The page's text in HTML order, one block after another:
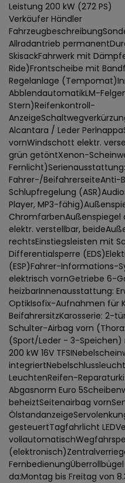
Leistung 200 kW (272 PS)
Verkäufer Händler
Allradantrieb
SkisackFahrwerk mit
Ride)Frontscheibe mit
Regelanlage
AbblendautomatikLM-
Stern)Reifenkontroll-
Alcantara / Leder
vornWindschott elektr.
grün getöntXenon-
Fahrer-/BeifahrerseiteAnti-
Schlupfregelung
Player, MP3-
ChromfarbenAußenspiegel
elektr. verstellbar,
rechtsEinstiegsleisten mit
Differentialsperre
(ESP)Fahrer-Informations-
elektrisch vornGetriebe 6-
heizbarInnenausstattung:
OptikIsofix-Aufnahmen für
BeifahrersitzKarosserie: 2-
Schulter-Airbag vorn
(Sport/Leder - 3-
200 kW 16V
LeuchtenReifen-
Abgasnorm Euro
beheiztSeitenairbag
gesteuertTagfahrlicht
da:Montag bis Freitag von